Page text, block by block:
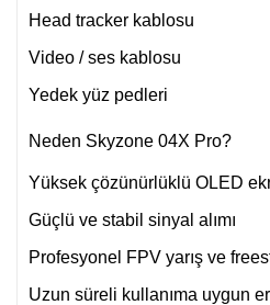
Head tracker kablosu
Video / ses kablosu
Yedek yüz pedleri
Neden Skyzone 04X Pro?
Yüksek çözünürlüklü OLED
Güçlü ve stabil sinyal alımı
Profesyonel FPV yarış ve
Uzun süreli kullanıma uygun